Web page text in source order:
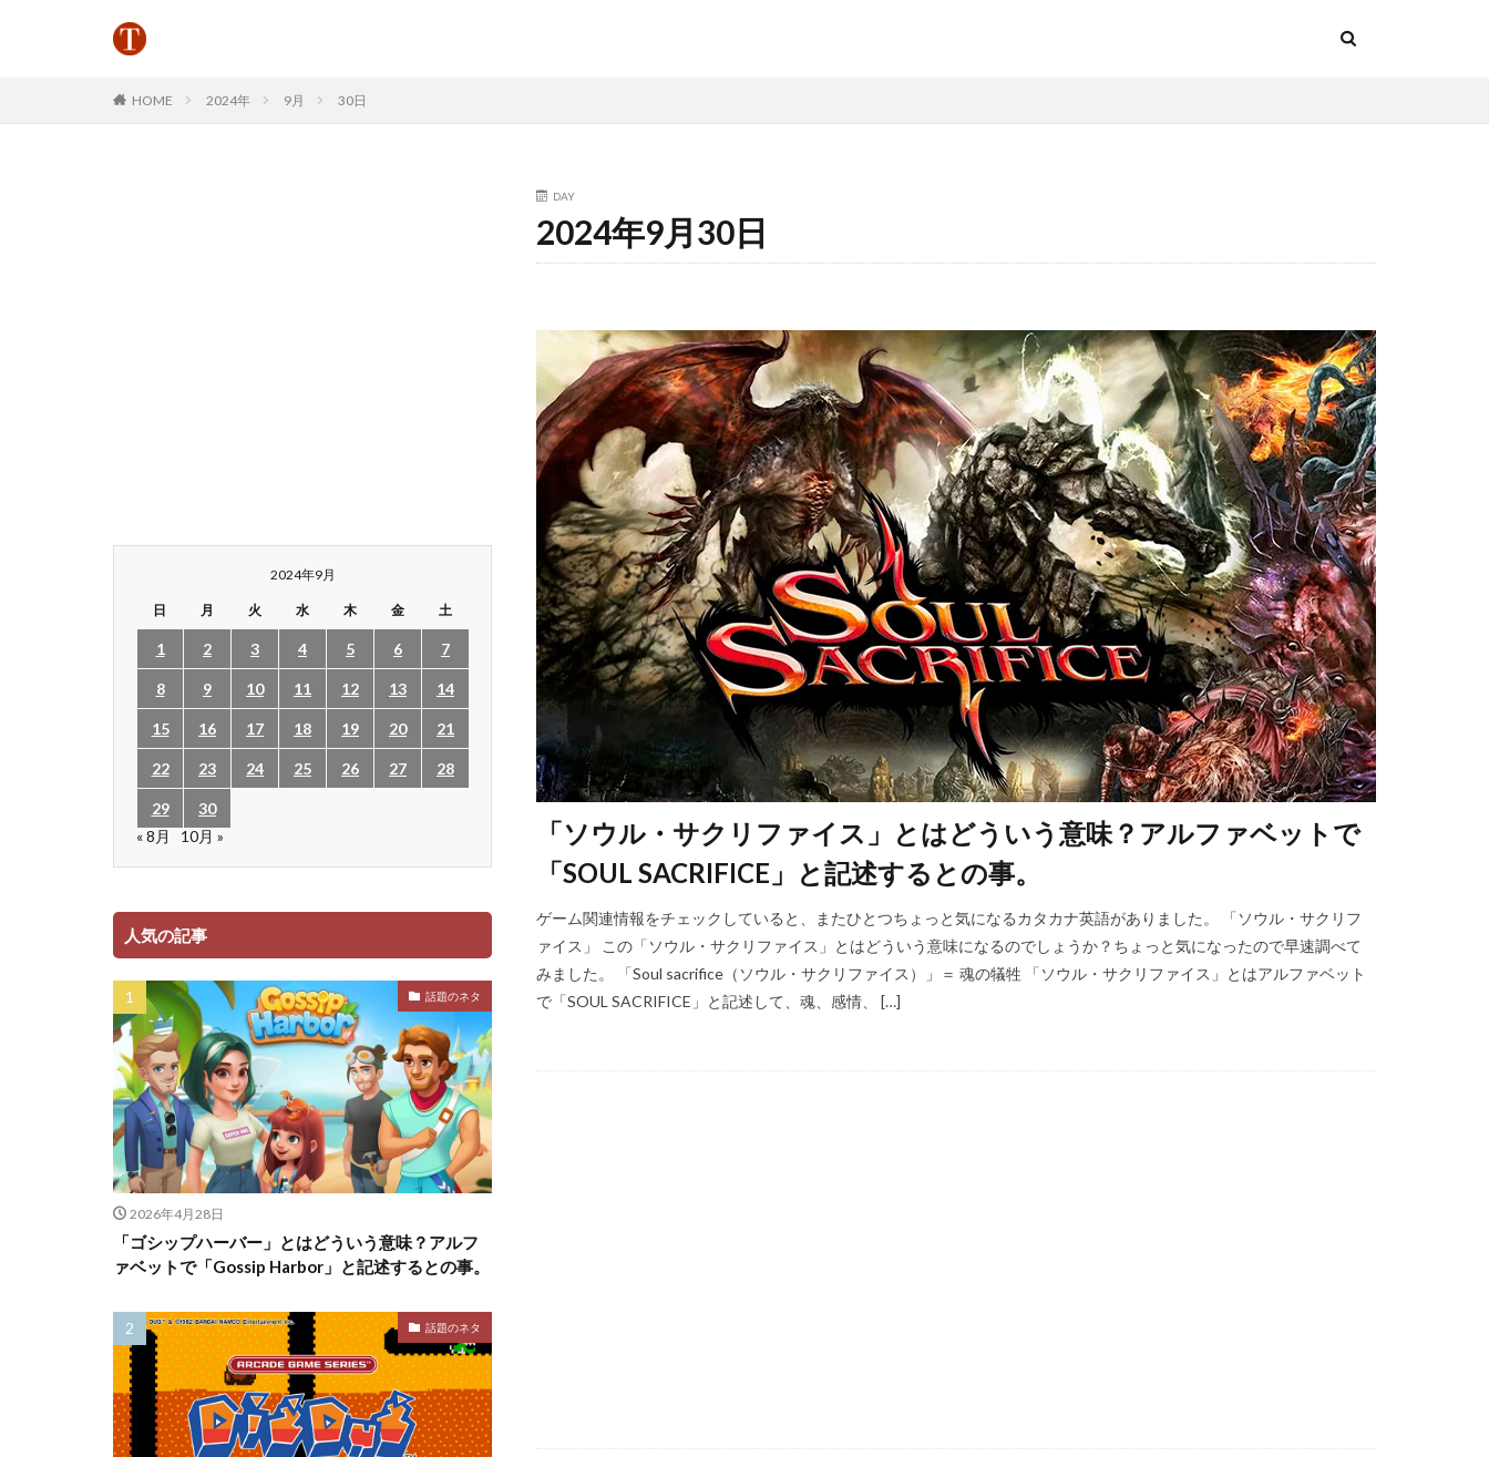
HOME 2024年 9月 30日
DAY
2024年9月30日
「ソウル・サクリファイス」とはどういう意味？アルファベットで
「SOUL SACRIFICE」と記述するとの事。
ゲーム関連情報をチェックしていると、またひとつちょっと気になるカタカナ英語がありました。 「ソウル・サクリフ
ァイス」 この「ソウル・サクリファイス」とはどういう意味になるのでしょうか？ちょっと気になったので早速調べて
みました。 「Soul sacrifice（ソウル・サクリファイス）」＝ 魂の犠牲 「ソウル・サクリファイス」とはアルファベット
で「SOUL SACRIFICE」と記述して、魂、感情、 […]
2024年9月
日 月 火 水 木 金 土
1 2 3 4 5 6 7
8 9 10 11 12 13 14
15 16 17 18 19 20 21
22 23 24 25 26 27 28
29
30
« 8月
10月 »
人気の記事
話題のネタ
2026年4月28日
「ゴシップハーバー」とはどういう意味？アルフ
ァベットで「Gossip Harbor」と記述するとの事。
話題のネタ